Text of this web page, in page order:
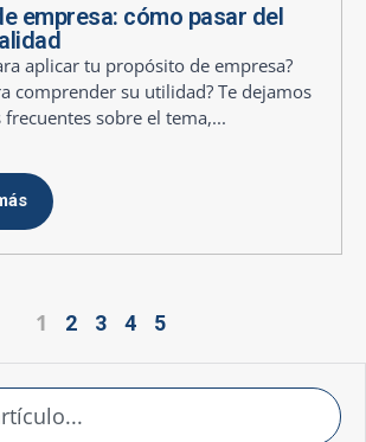
empresa: cómo pasar del
aplicar tu propósito de empresa?
comprender su utilidad? Te dejamos
sobre el tema,...
1 2 3 4 5